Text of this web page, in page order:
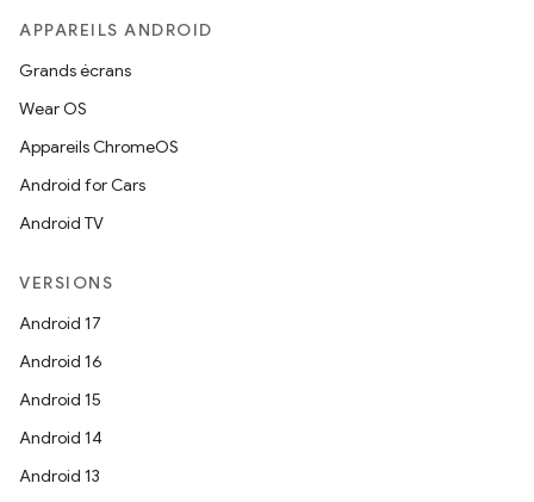
APPAREILS ANDROID
Grands écrans
Wear OS
Appareils ChromeOS
Android for Cars
Android TV
VERSIONS
Android 17
Android 16
Android 15
Android 14
Android 13